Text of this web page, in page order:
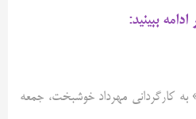
ببینید:
سینمایی «آبادان یازده 60» به کارگردانی مهرداد خوشبخت، جمعه